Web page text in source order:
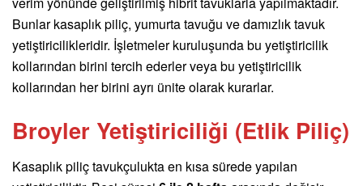
Bunlar kasaplık piliç, yumurta tavuğu ve damızlık tavuk
yetiştiricilikleridir. İşletmeler kuruluşunda bu yetiştiricilik
kollarından birini tercih ederler veya bu yetiştiricilik
kollarından her birini ayrı ünite olarak kurarlar.
Broyler Yetiştiriciliği (Etlik Piliç)
Kasaplık piliç tavukçulukta en kısa sürede yapılan